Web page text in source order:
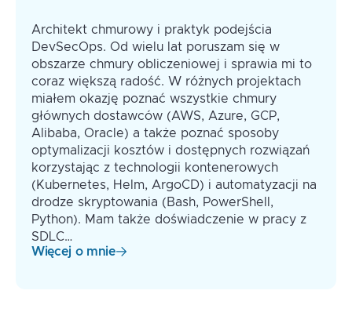
Architekt chmurowy i praktyk podejścia
DevSecOps. Od wielu lat poruszam się w
obszarze chmury obliczeniowej i sprawia mi to
coraz większą radość. W różnych projektach
miałem okazję poznać wszystkie chmury
głównych dostawców (AWS, Azure, GCP,
Alibaba, Oracle) a także poznać sposoby
optymalizacji kosztów i dostępnych rozwiązań
korzystając z technologii kontenerowych
(Kubernetes, Helm, ArgoCD) i automatyzacji na
drodze skryptowania (Bash, PowerShell,
Python). Mam także doświadczenie w pracy z
SDLC…
Więcej o mnie